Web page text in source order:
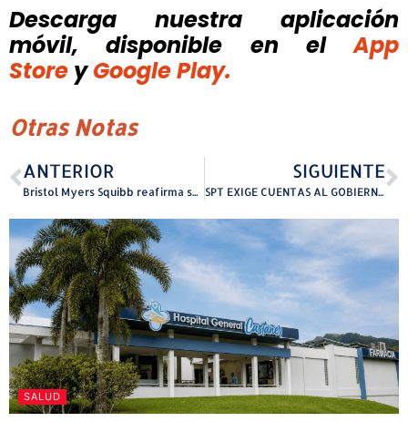
Descarga nuestra aplicación
móvil, disponible
en el
App
Store y Google Play.
Otras Notas
ANTERIOR
Bristol Myers Squibb reafirma su compromiso con la Liga Puertorriqueña Contra el Cáncer
SIGUIENTE
SPT EXIGE CUENTAS AL GOBIERNO POR COOPERACIÓN CON ICE TRAS TRAGEDIA DE MUJERES HAITIANAS DEPORTADAS
SALUD